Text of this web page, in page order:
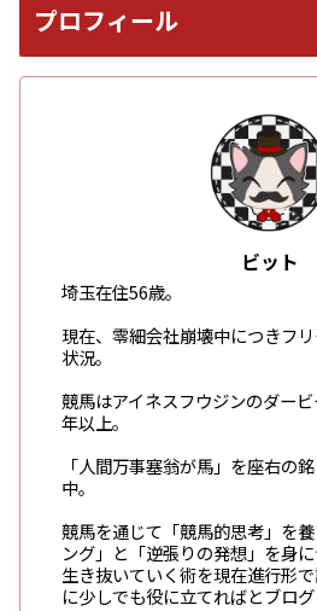
プロフィール
ビット
埼玉在住56歳。
現在、零細会社崩壊中につきフ
状況。
競馬はアイネスフウジンのダー
年以上。
「人間万事塞翁が馬」を座右の
中。
競馬を通じて「競馬的思考」を
ング」と「逆張りの発想」を身
生き抜いていく術を現在進行形
に少しでも役に立てればとブログ